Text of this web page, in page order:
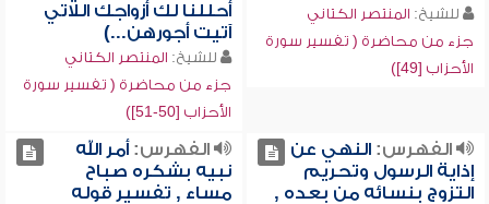
للشيخ: المنتصر الكتاني
جزء من محاضرة ( تفسير سورة
الأحزاب [49])
أحللنا لك أزواجك اللاتي
آتيت أجورهن...)
للشيخ: المنتصر الكتاني
جزء من محاضرة ( تفسير سورة
الأحزاب [50-51])
الفهرس:النهي عن
إذاية الرسول وتحريم
التزوج بنسائه من بعده ,
الفهرس:أمر الله
نبيه بشكره صباح
مساء , تفسير قوله